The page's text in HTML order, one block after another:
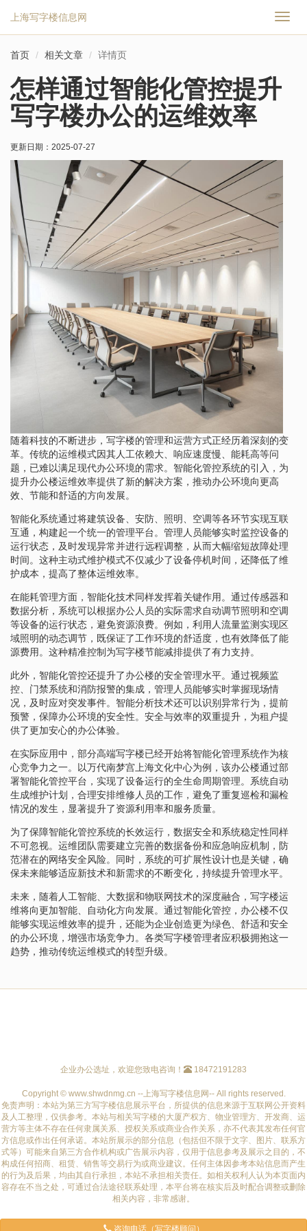
切
上海写字楼信息网
首页 相关文章 详情页
怎样通过智能化管控提升
写字楼办公的运维效率
更新日期： 2025-07-27
随着科技的不断进步，写字楼的管理和运营方式正经历着深刻的变
革。传统的运维模式因其人工依赖大、响应速度慢、能耗高等问
题，已难以满足现代办公环境的需求。智能化管控系统的引入，为
提升办公楼运维效率提供了新的解决方案，推动办公环境向更高
效、节能和舒适的方向发展。
智能化系统通过将建筑设备、安防、照明、空调等各环节实现互联
互通，构建起一个统一的管理平台。管理人员能够实时监控设备的
运行状态，及时发现异常并进行远程调整，从而大幅缩短故障处理
时间。这种主动式维护模式不仅减少了设备停机时间，还降低了维
护成本，提高了整体运维效率。
在能耗管理方面，智能化技术同样发挥着关键作用。通过传感器和
数据分析，系统可以根据办公人员的实际需求自动调节照明和空调
等设备的运行状态，避免资源浪费。例如，利用人流量监测实现区
域照明的动态调节，既保证了工作环境的舒适度，也有效降低了能
源费用。这种精准控制为写字楼节能减排提供了有力支持。
此外，智能化管控还提升了办公楼的安全管理水平。通过视频监
控、门禁系统和消防报警的集成，管理人员能够实时掌握现场情
况，及时应对突发事件。智能分析技术还可以识别异常行为，提前
预警，保障办公环境的安全性。安全与效率的双重提升，为租户提
供了更加安心的办公体验。
在实际应用中，部分高端写字楼已经开始将智能化管理系统作为核
心竞争力之一。以万代南梦宫上海文化中心为例，该办公楼通过部
署智能化管控平台，实现了设备运行的全生命周期管理。系统自动
生成维护计划，合理安排维修人员的工作，避免了重复巡检和漏检
情况的发生，显著提升了资源利用率和服务质量。
为了保障智能化管控系统的长效运行，数据安全和系统稳定性同样
不可忽视。运维团队需要建立完善的数据备份和应急响应机制，防
范潜在的网络安全风险。同时，系统的可扩展性设计也是关键，确
保未来能够适应新技术和新需求的不断变化，持续提升管理水平。
未来，随着人工智能、大数据和物联网技术的深度融合，写字楼运
维将向更加智能、自动化方向发展。通过智能化管控，办公楼不仅
能够实现运维效率的提升，还能为企业创造更为绿色、舒适和安全
的办公环境，增强市场竞争力。各类写字楼管理者应积极拥抱这一
趋势，推动传统运维模式的转型升级。
企业办公选址，欢迎您致电咨询！ 18472191283
Copyright © www.shwdnmg.cn --上海写字楼信息网-- All rights reserved.
免责声明：本站为第三方写字楼信息展示平台，所提供的信息来源于互联网公开资料
及人工整理，仅供参考。本站与相关写字楼的大厦产权方、物业管理方、开发商、运
营方等主体不存在任何隶属关系、授权关系或商业合作关系，亦不代表其发布任何官
方信息或作出任何承诺。本站所展示的部分信息（包括但不限于文字、图片、联系方
式等）可能来自第三方合作机构或广告展示内容，仅用于信息参考及展示之目的，不
构成任何招商、租赁、销售等交易行为或商业建议。任何主体因参考本站信息而产生
的行为及后果，均由其自行承担，本站不承担相关责任。如相关权利人认为本页面内
容存在不当之处，可通过合法途径联系处理，本平台将在核实后及时配合调整或删除
相关内容，非常感谢。
咨询电话（写字楼顾问）